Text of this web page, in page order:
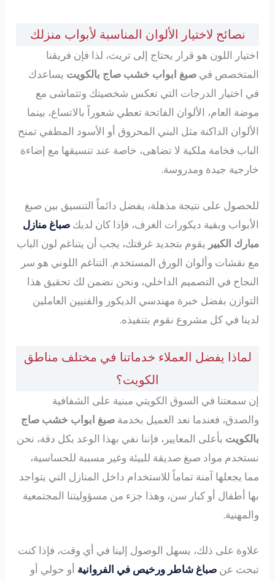
نصائح لاختيار الألوان المناسبة لأبواب منزلك
اختيار اللون هو قرار يحتاج إلى تريث، لذا فإن فريقنا
المتخصص فيصبغ ابواب خشب صاج بالكويت يساعدك
في اختيار الدرجات التي تعكس شخصيتك وتتماشى مع
موضة العام، الألوان الفاتحة تعطي شعوراً بالاتساع، بينما
الألوان الداكنة مثل البني المحروق أو الأسود المطفي تمنح
الباب فخامة ملكية لا تضاهى، خاصة عند تنسيقها مع إضاءة
خارجية جيدة ومدروسة.
للحصول على نتيجة مذهلة، يفضل دائماً التنسيق بين صبغ
الأبواب وبقية ديكورات الغرف، فإذا كان لديكصباغ منازل
مبارك الكبير يقوم بتجديد غرفتك، يجب أن يتناغم لون الباب
مع نقشات وألوان الورق المستخدم. التناغم اللوني هو سر
النجاح في التصميم الداخلي، ونحن نضمن لك تحقيق هذا
التوازن بفضل خبرة مهندسي الديكور والفنيين العاملين
لدينا في كل مشروع نقوم بتنفيذه.
لماذا يفضل العملاء خدماتنا في مختلف مناطق
الكويت؟
إن سمعتنا في السوق الكويتي مبنية على الشفافية
والصدق، فعندما نعد العميل بخدمةصبغ ابواب خشب صاج
بالكويت بأعلى المعايير، فإننا نفي بهذا الوعد بكل دقة، نحن
نستخدم مواد صبغ صديقة للبيئة وغير مسببة للحساسية،
مما يجعلها آمنة تماماً للاستخدام داخل المنازل التي يتواجد
بها أطفال أو كبار سن، وهذا جزء من مسؤوليتنا المجتمعية
والمهنية.
علاوة على ذلك، يسهل الوصول إلينا في أي وقت، فإذا كنت
تبحث عنصباغ شاطر ورخيص في الفروانية أو حولي أو